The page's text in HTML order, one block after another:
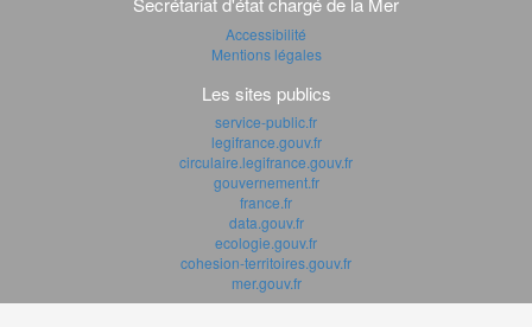
Accessibilité
Mentions légales
Les sites publics
service-public.fr
legifrance.gouv.fr
circulaire.legifrance.gouv.fr
gouvernement.fr
france.fr
data.gouv.fr
ecologie.gouv.fr
cohesion-territoires.gouv.fr
mer.gouv.fr